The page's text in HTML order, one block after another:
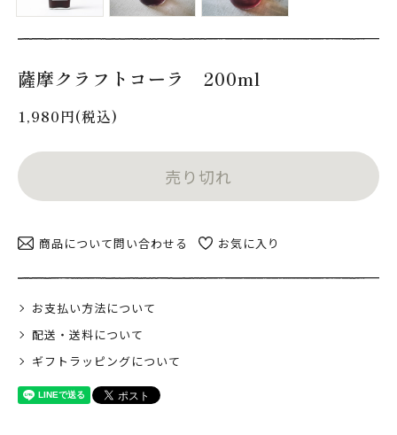
日当山無垢食堂について
実店舗のご案内
ご利用ガイド
よくある質問
薩摩クラフトコーラ 200ml
1,980円(税込)
売り切れ
商品について問い合わせる お気に入り
お支払い方法について
配送・送料について
ギフトラッピングについて